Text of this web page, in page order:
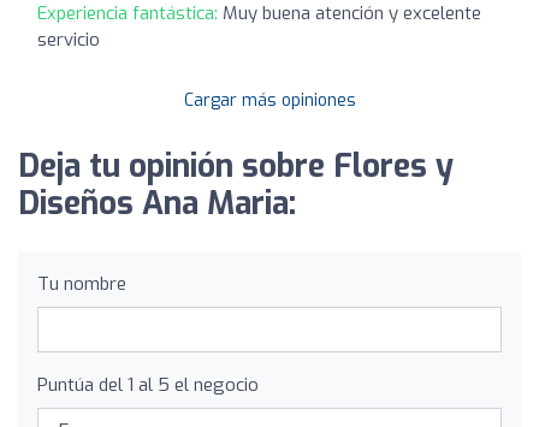
Experiencia fantástica: Muy buena atención y excelente
servicio
Cargar más opiniones
Deja tu opinión sobre Flores y
Diseños Ana Maria:
Tu nombre
Puntúa del 1 al 5 el negocio